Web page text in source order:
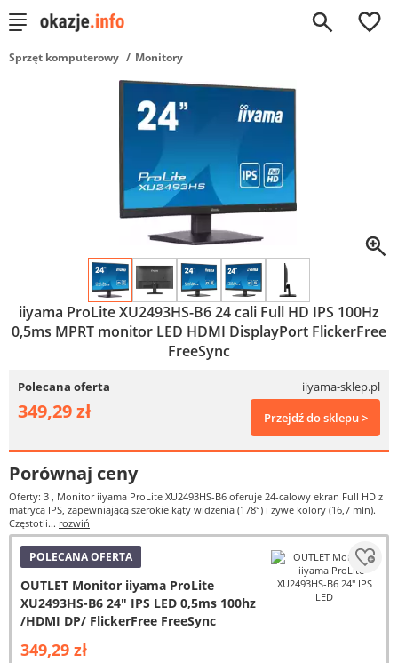
0
Sprzęt komputerowy Monitory
iiyama ProLite XU2493HS-B6 24 cali Full HD IPS 100Hz
0,5ms MPRT monitor LED HDMI DisplayPort FlickerFree
FreeSync
Polecana oferta iiyama-sklep.pl
349,29 zł Przejdź do sklepu >
Porównaj ceny
Oferty: 3 , Monitor iiyama ProLite XU2493HS-B6 oferuje 24-calowy ekran Full HD z
matrycą IPS, zapewniającą szerokie kąty widzenia (178°) i żywe kolory (16,7 mln).
Częstotli... rozwiń
POLECANA OFERTA
OUTLET Monitor iiyama ProLite
XU2493HS-B6 24" IPS LED 0,5ms 100hz
/HDMI DP/ FlickerFree FreeSync
349,29 zł